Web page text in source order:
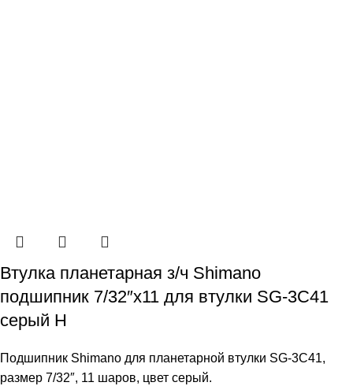
Втулка планетарная з/ч Shimano
подшипник 7/32″х11 для втулки SG-3C41
серый Н
Подшипник Shimano для планетарной втулки SG-3C41,
размер 7/32″, 11 шаров, цвет серый.